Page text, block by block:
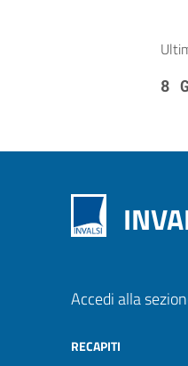
8
Accedi alla
RECAPITI